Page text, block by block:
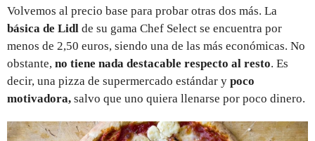
Volvemos al precio base para probar otras dos más. La
básica de Lidl de su gama Chef Select se encuentra por
menos de 2,50 euros, siendo una de las más económicas. No
obstante, no tiene nada destacable respecto al resto. Es
decir, una pizza de supermercado estándar y poco
motivadora, salvo que uno quiera llenarse por poco dinero.